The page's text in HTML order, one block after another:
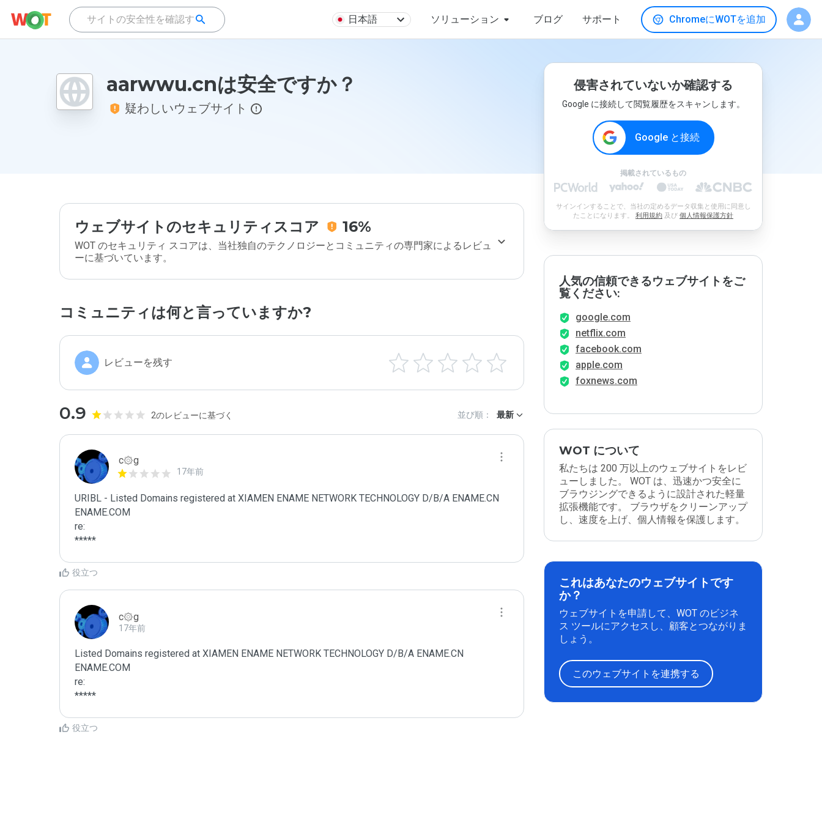
日本語 ソリューション ブログ サポート ChromeにWOTを追加
aarwwu.cnは安全ですか？
疑わしいウェブサイト
ウェブサイトのセキュリティスコア 16%
WOT のセキュリティ スコアは、当社独自のテクノロジーとコミュニティの専門家によるレビュ
ーに基づいています。
コミュニティは何と言っていますか?
レビューを残す
0.9 2のレビューに基づく 並び順： 最新
c۞g
17年前
URIBL - Listed Domains registered at XIAMEN ENAME NETWORK TECHNOLOGY D/B/A ENAME.CN
ENAME.COM
re:
*****
役立つ
c۞g
17年前
Listed Domains registered at XIAMEN ENAME NETWORK TECHNOLOGY D/B/A ENAME.CN
ENAME.COM
re:
*****
役立つ
侵害されていないか確認する
Google に接続して閲覧履歴をスキャンします。
Google と接続
掲載されているもの
サインインすることで、当社の定めるデータ収集と使用に同意し
たことになります。 利用規約 及び 個人情報保護方針
人気の信頼できるウェブサイトをご
覧ください:
google.com
netflix.com
facebook.com
apple.com
foxnews.com
WOT について
私たちは 200 万以上のウェブサイトをレビ
ューしました。 WOT は、迅速かつ安全に
ブラウジングできるように設計された軽量
拡張機能です。 ブラウザをクリーンアップ
し、速度を上げ、個人情報を保護します。
これはあなたのウェブサイトです
か？
ウェブサイトを申請して、WOT のビジネ
ス ツールにアクセスし、顧客とつながりま
しょう。
このウェブサイトを連携する